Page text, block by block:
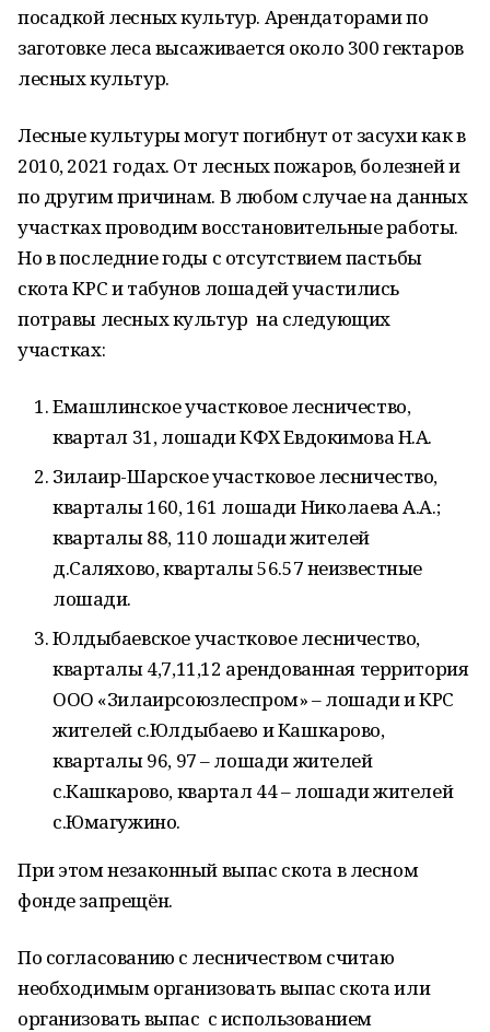
посадкой лесных культур. Арендаторами по
заготовке леса высаживается около 300 гектаров
лесных культур.
Лесные культуры могут погибнут от засухи как в
2010, 2021 годах. От лесных пожаров, болезней и
по другим причинам. В любом случае на данных
участках проводим восстановительные работы.
Но в последние годы с отсутствием пастьбы
скота КРС и табунов лошадей участились
потравы лесных культур на следующих
участках:
Емашлинское участковое лесничество,
квартал 31, лошади КФХ Евдокимова Н.А.
Зилаир-Шарское участковое лесничество,
кварталы 160, 161 лошади Николаева А.А.;
кварталы 88, 110 лошади жителей
д.Саляхово, кварталы 56.57 неизвестные
лошади.
Юлдыбаевское участковое лесничество,
кварталы 4,7,11,12 арендованная территория
ООО «Зилаирсоюзлеспром» – лошади и КРС
жителей с.Юлдыбаево и Кашкарово,
кварталы 96, 97 – лошади жителей
с.Кашкарово, квартал 44 – лошади жителей
с.Юмагужино.
При этом незаконный выпас скота в лесном
фонде запрещён.
По согласованию с лесничеством считаю
необходимым организовать выпас скота или
организовать выпас с использованием